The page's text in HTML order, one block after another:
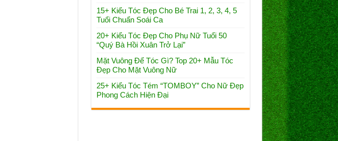
15+ Kiểu Tóc Đẹp Cho Bé Trai 1, 2, 3, 4, 5
Tuổi Chuẩn Soái Ca
20+ Kiểu Tóc Đẹp Cho Phụ Nữ Tuổi 50
“Quý Bà Hồi Xuân Trở Lại”
Mặt Vuông Để Tóc Gì? Top 20+ Mẫu Tóc
Đẹp Cho Mặt Vuông Nữ
25+ Kiểu Tóc Tém “TOMBOY” Cho Nữ Đẹp
Phong Cách Hiện Đại